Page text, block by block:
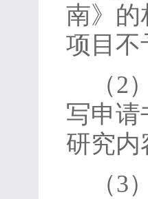
南》的
项目不
（
写申请
研究内
（